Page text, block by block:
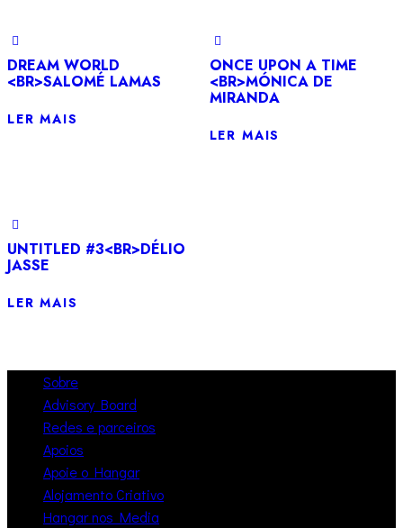
DREAM WORLD
<BR>SALOMÉ LAMAS
LER MAIS
ONCE UPON A TIME
<BR>MÓNICA DE
MIRANDA
LER MAIS
UNTITLED #3<BR>DÉLIO
JASSE
LER MAIS
Sobre
Advisory Board
Redes e parceiros
Apoios
Apoie o Hangar
Alojamento Criativo
Hangar nos Media